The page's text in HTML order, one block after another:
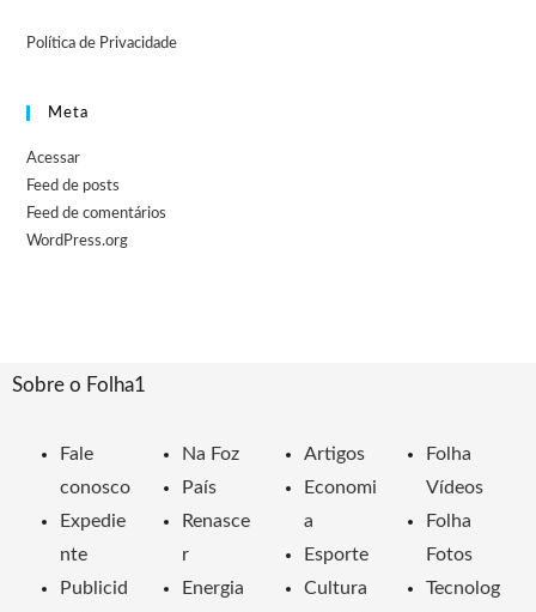
Política de Privacidade
Meta
Acessar
Feed de posts
Feed de comentários
WordPress.org
Sobre o Folha1
Fale
conosco
Expedie
nte
Publicid
Na Foz
País
Renasce
r
Energia
Artigos
Economi
a
Esporte
Cultura
Folha
Vídeos
Folha
Fotos
Tecnolog